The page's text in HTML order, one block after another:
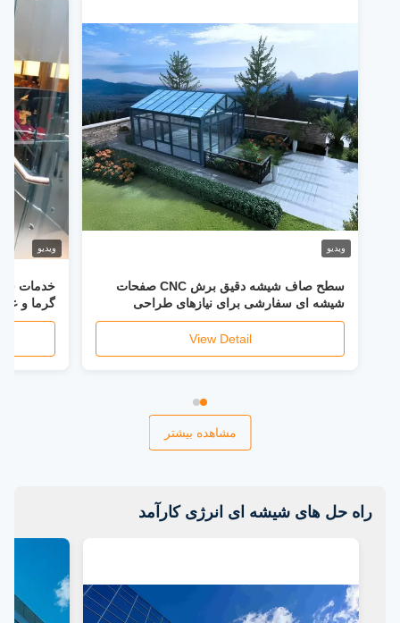
ویدیو
سطح صاف شیشه دقیق برش CNC صفحات
شیشه ای سفارشی برای نیازهای طراحی
سفارشی
View Detail
ویدیو
خدمات
گرما و
مشاهده بیشتر
راه حل های شیشه ای انرژی کارآمد